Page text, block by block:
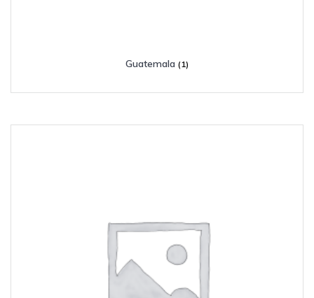
Guatemala (1)